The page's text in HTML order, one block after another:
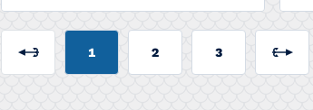
1 2 3